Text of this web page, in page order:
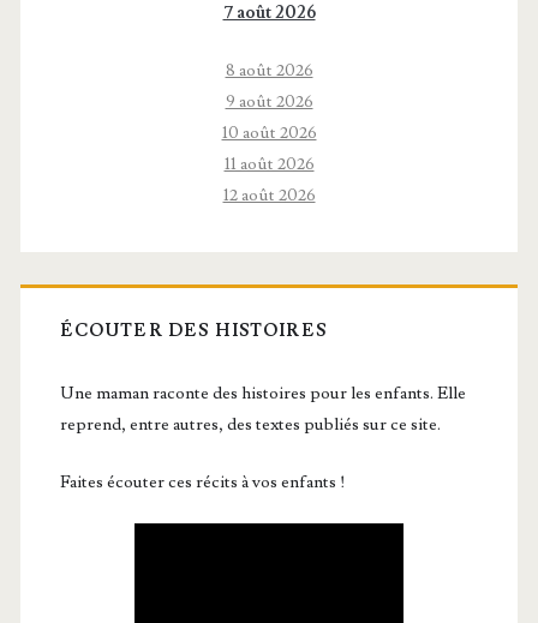
7 août 2026
8 août 2026
9 août 2026
10 août 2026
11 août 2026
12 août 2026
ÉCOUTER DES HISTOIRES
Une maman raconte des histoires pour les enfants. Elle
reprend, entre autres, des textes publiés sur ce site.
Faites écouter ces récits à vos enfants !